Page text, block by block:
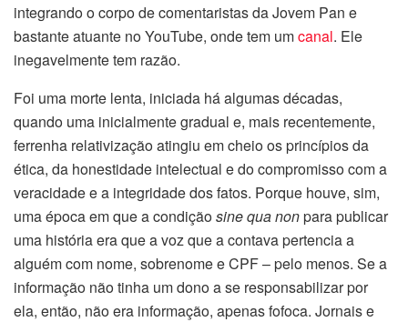
integrando o corpo de comentaristas da Jovem Pan e
bastante atuante no YouTube, onde tem umcanal. Ele
inegavelmente tem razão.
Foi uma morte lenta, iniciada há algumas décadas,
quando uma inicialmente gradual e, mais recentemente,
ferrenha relativização atingiu em cheio os princípios da
ética, da honestidade intelectual e do compromisso com a
veracidade e a integridade dos fatos. Porque houve, sim,
uma época em que a condiçãosine qua nonpara publicar
uma história era que a voz que a contava pertencia a
alguém com nome, sobrenome e CPF – pelo menos. Se a
informação não tinha um dono a se responsabilizar por
ela, então, não era informação, apenas fofoca. Jornais e